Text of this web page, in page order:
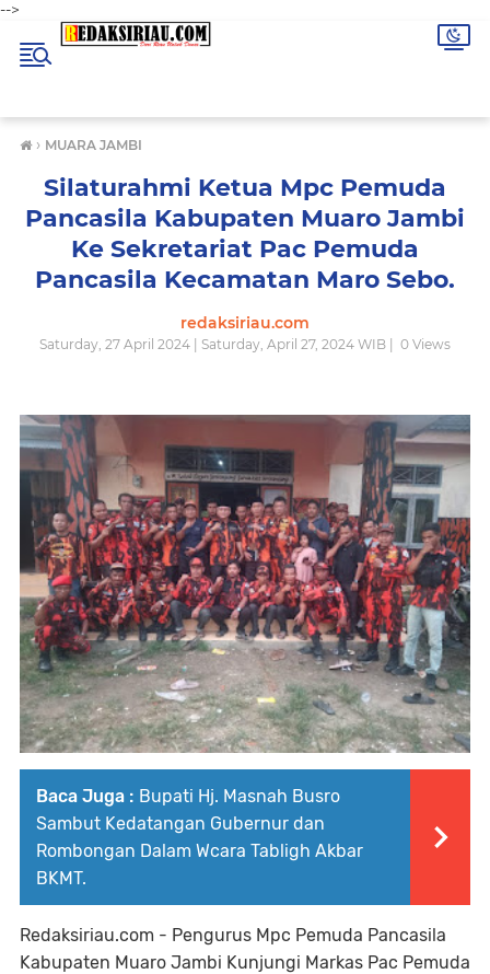
-->
› MUARA JAMBI
Silaturahmi Ketua Mpc Pemuda
Pancasila Kabupaten Muaro Jambi
Ke Sekretariat Pac Pemuda
Pancasila Kecamatan Maro Sebo.
redaksiriau.com
Saturday, 27 April 2024 | Saturday, April 27, 2024 WIB | 0 Views
Baca Juga : Bupati Hj. Masnah Busro
Sambut Kedatangan Gubernur dan
Rombongan Dalam Wcara Tabligh Akbar
BKMT.
Redaksiriau.com - Pengurus Mpc Pemuda Pancasila
Kabupaten Muaro Jambi Kunjungi Markas Pac Pemuda